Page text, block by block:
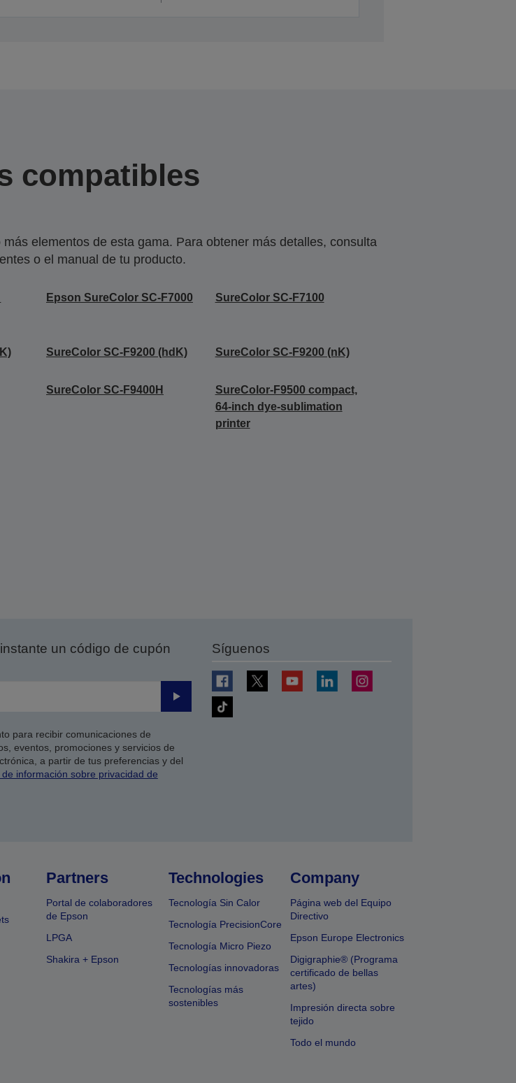
compatibles
elementos de esta gama. Para obtener más detalles, consulta
o el manual de tu producto.
Epson SureColor SC-F7000 SureColor SC-F7100
SureColor SC-F9200 (hdK) SureColor SC-F9200 (nK)
SureColor SC-F9400H
SureColor-F9500 compact,
64-inch dye-sublimation
printer
un código de cupón
Enviar
para recibir comunicaciones de
eventos, promociones y servicios de
a partir de tus preferencias y del
información sobre privacidad de
Síguenos
Partners
Portal de colaboradores
de Epson
LPGA
Shakira + Epson
Technologies
Tecnología Sin Calor
Tecnología PrecisionCore
Tecnología Micro Piezo
Tecnologías innovadoras
Tecnologías más
sostenibles
Company
Página web del Equipo
Directivo
Epson Europe Electronics
Digigraphie® (Programa
certificado de bellas
artes)
Impresión directa sobre
tejido
Todo el mundo